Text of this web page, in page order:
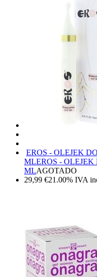
EROS - OLEJEK
MLEROS -
MLAGOTADO
29,99 €21.00% IVA